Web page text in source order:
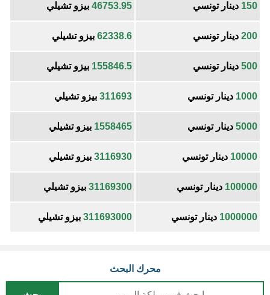
150 دينار تونسي 46753.95 بيزو تشيلي
200 دينار تونسي 62338.6 بيزو تشيلي
500 دينار تونسي 155846.5 بيزو تشيلي
1000 دينار تونسي 311693 بيزو تشيلي
5000 دينار تونسي 1558465 بيزو تشيلي
10000 دينار تونسي 3116930 بيزو تشيلي
100000 دينار تونسي 31169300 بيزو تشيلي
1000000 دينار تونسي 311693000 بيزو تشيلي
محرك البحث